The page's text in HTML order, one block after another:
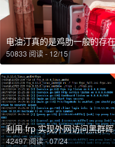
50833 阅读 - 12/15
42497 阅读 - 07/24